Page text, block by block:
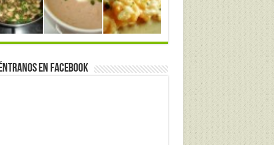
en Facebook